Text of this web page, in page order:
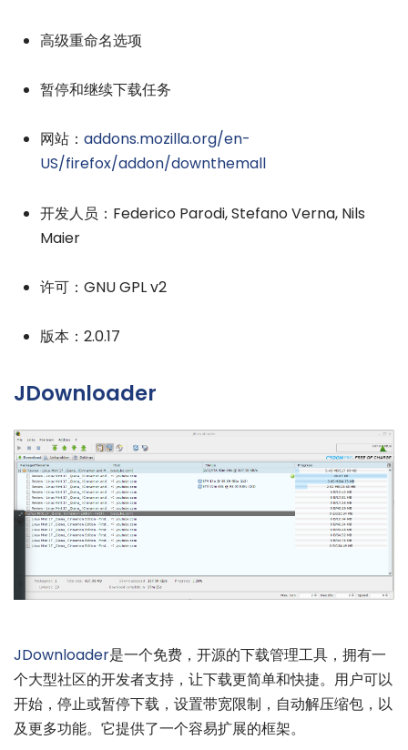
高级重命名选项
暂停和继续下载任务
网站： addons.mozilla.org/en-
US/firefox/addon/downthemall
开发人员：Federico Parodi, Stefano Verna, Nils
Maier
许可：GNU GPL v2
版本：2.0.17
JDownloader
JDownloader是一个免费，开源的下载管理工具，拥有一
个大型社区的开发者支持，让下载更简单和快捷。用户可以
开始，停止或暂停下载，设置带宽限制，自动解压缩包，以
及更多功能。它提供了一个容易扩展的框架。